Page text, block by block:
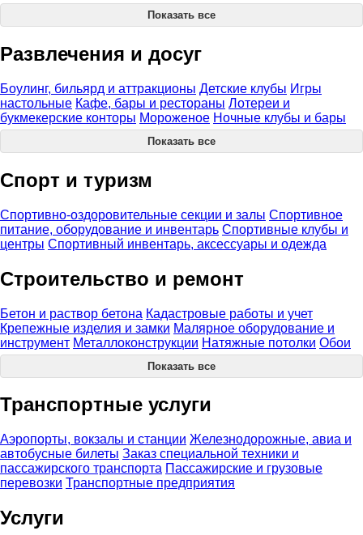
Показать все
Развлечения и досуг
Боулинг, бильярд и аттракционы Детские клубы Игры
настольные Кафе, бары и рестораны Лотереи и
букмекерские конторы Мороженое Ночные клубы и бары
Показать все
Спорт и туризм
Спортивно-оздоровительные секции и залы Спортивное
питание, оборудование и инвентарь Спортивные клубы и
центры Спортивный инвентарь, аксессуары и одежда
Строительство и ремонт
Бетон и раствор бетона Кадастровые работы и учет
Крепежные изделия и замки Малярное оборудование и
инструмент Металлоконструкции Натяжные потолки Обои
Показать все
Транспортные услуги
Аэропорты, вокзалы и станции Железнодорожные, авиа и
автобусные билеты Заказ специальной техники и
пассажирского транспорта Пассажирские и грузовые
перевозки Транспортные предприятия
Услуги